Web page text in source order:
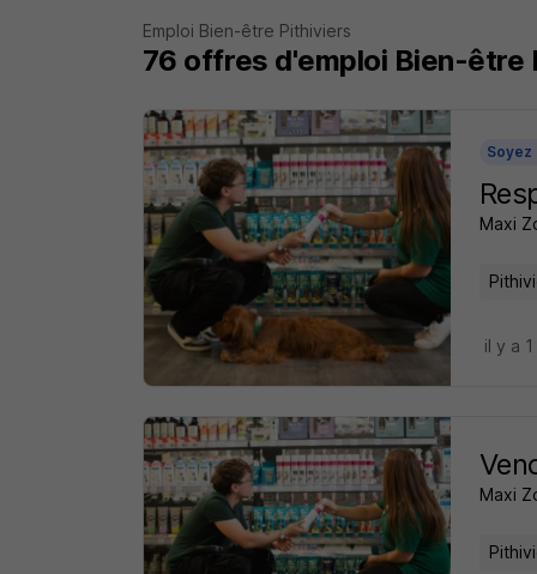
Emploi Bien-être Pithiviers
76 offres d'emploi Bien-être
Soyez
Maxi
il y a
Maxi